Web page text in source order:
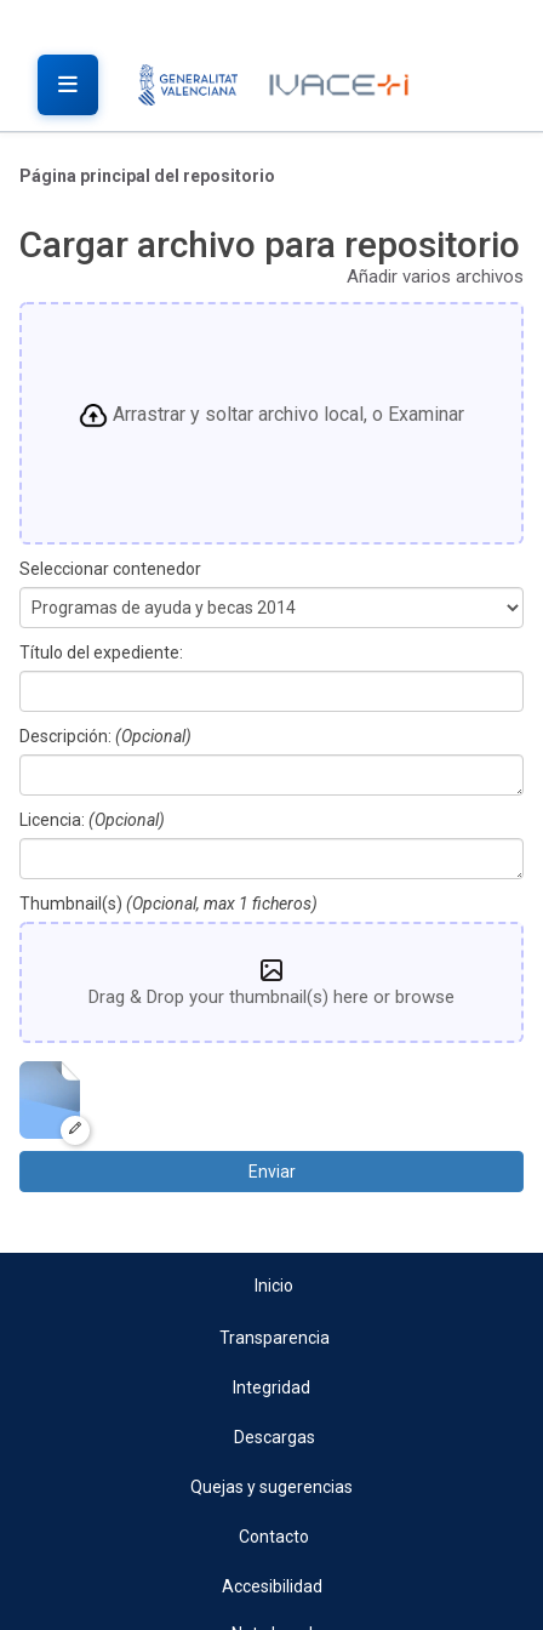
Página principal del repositorio
Cargar archivo para repositorio
Añadir varios archivos
Arrastrar y soltar archivo local, o Examinar
Seleccionar contenedor
Título del expediente:
Descripción: (Opcional)
Licencia: (Opcional)
Thumbnail(s) (Opcional, max 1 ficheros)
Drag & Drop your thumbnail(s) here or browse
Enviar
Inicio
Transparencia
Integridad
Descargas
Quejas y sugerencias
Contacto
Accesibilidad